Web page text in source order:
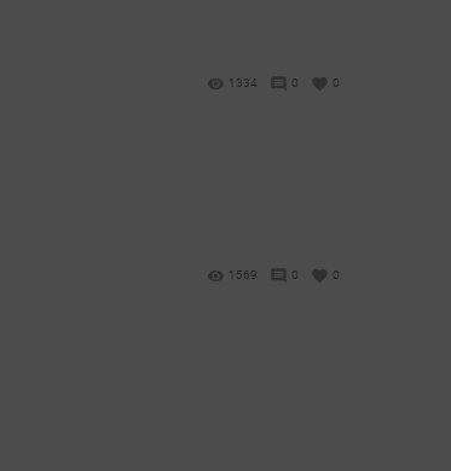
1334 0 0
1569 0 0